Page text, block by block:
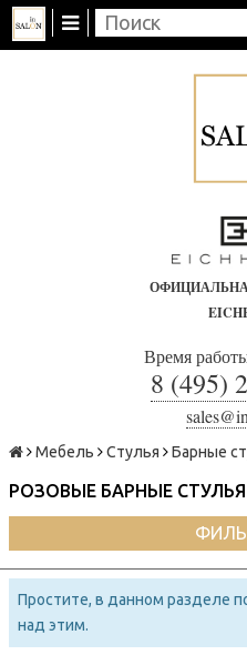
Время
8 (495)
Мебель Стулья Барные
РОЗОВЫЕ БАРНЫЕ СТУЛЬЯ
Простите, в данном разделе
над этим.